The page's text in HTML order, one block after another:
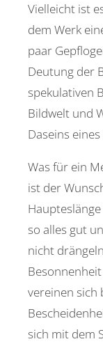
Vielleicht ist
dem Werk
paar
Deutung der
spekulativen
Bildwelt und
Daseins
Was für ein
ist der
so alles gut
nicht
vereinen sich
sich mit dem